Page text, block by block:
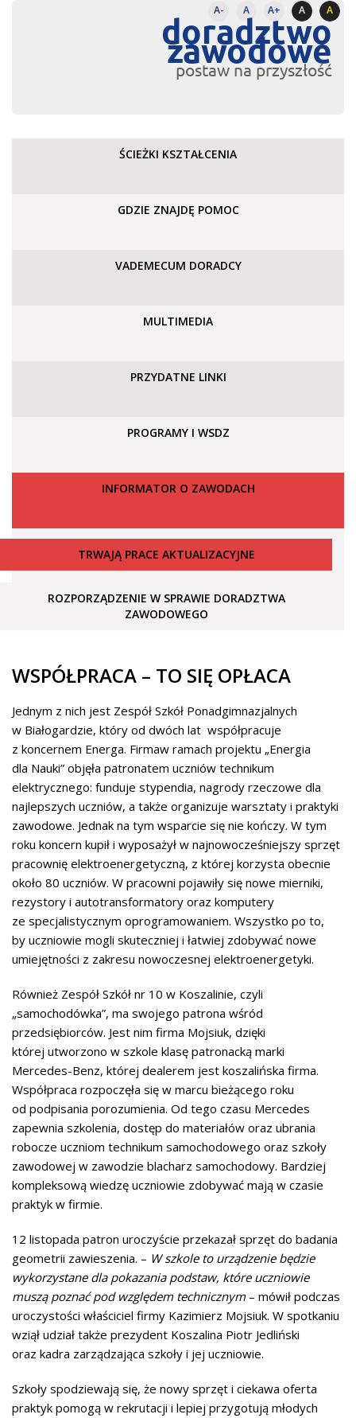
A- A A+ A A
doradztwo
zawodowe
postaw na przyszłość
ŚCIEŻKI KSZTAŁCENIA
GDZIE ZNAJDĘ POMOC
VADEMECUM DORADCY
MULTIMEDIA
PRZYDATNE LINKI
PROGRAMY I WSDZ
INFORMATOR O ZAWODACH
TRWAJĄ PRACE AKTUALIZACYJNE
ROZPORZĄDZENIE W SPRAWIE DORADZTWA
ZAWODOWEGO
WSPÓŁPRACA – TO SIĘ OPŁACA
Jednym z nich jest Zespół Szkół Ponadgimnazjalnych
w Białogardzie, który od dwóch lat współpracuje
z koncernem Energa. Firmaw ramach projektu „Energia
dla Nauki” objęła patronatem uczniów technikum
elektrycznego: funduje stypendia, nagrody rzeczowe dla
najlepszych uczniów, a także organizuje warsztaty i praktyki
zawodowe. Jednak na tym wsparcie się nie kończy. W tym
roku koncern kupił i wyposażył w najnowocześniejszy sprzęt
pracownię elektroenergetyczną, z której korzysta obecnie
około 80 uczniów. W pracowni pojawiły się nowe mierniki,
rezystory i autotransformatory oraz komputery
ze specjalistycznym oprogramowaniem. Wszystko po to,
by uczniowie mogli skuteczniej i łatwiej zdobywać nowe
umiejętności z zakresu nowoczesnej elektroenergetyki.
Również Zespół Szkół nr 10 w Koszalinie, czyli
„samochodówka”, ma swojego patrona wśród
przedsiębiorców. Jest nim firma Mojsiuk, dzięki
której utworzono w szkole klasę patronacką marki
Mercedes-Benz, której dealerem jest koszalińska firma.
Współpraca rozpoczęła się w marcu bieżącego roku
od podpisania porozumienia. Od tego czasu Mercedes
zapewnia szkolenia, dostęp do materiałów oraz ubrania
robocze uczniom technikum samochodowego oraz szkoły
zawodowej w zawodzie blacharz samochodowy. Bardziej
kompleksową wiedzę uczniowie zdobywać mają w czasie
praktyk w firmie.
12 listopada patron uroczyście przekazał sprzęt do badania
geometrii zawieszenia. – W szkole to urządzenie będzie
wykorzystane dla pokazania podstaw, które uczniowie
muszą poznać pod względem technicznym– mówił podczas
uroczystości właściciel firmy Kazimierz Mojsiuk. W spotkaniu
wziął udział także prezydent Koszalina Piotr Jedliński
oraz kadra zarządzająca szkoły i jej uczniowie.
Szkoły spodziewają się, że nowy sprzęt i ciekawa oferta
praktyk pomogą w rekrutacji i lepiej przygotują młodych